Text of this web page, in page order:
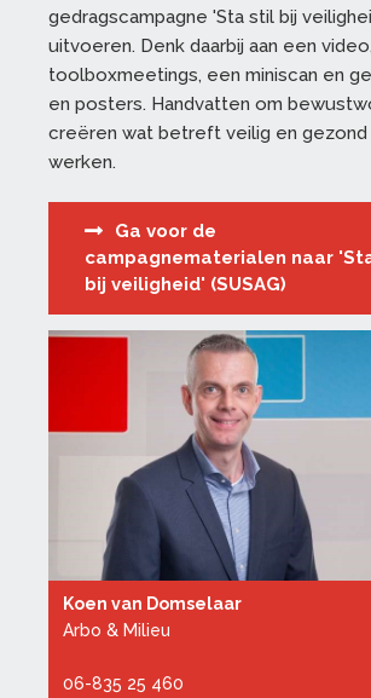
gedragscampagne 'Sta stil bij
uitvoeren. Denk daarbij aan een video,
toolboxmeetings, een miniscan en
en posters. Handvatten om
creëren wat betreft veilig en gezond
werken.
Ga voor de
campagnematerialen naar
bij veiligheid' (SUSAG)
Koen van Domselaar
Arbo & Milieu
06-835 25 460